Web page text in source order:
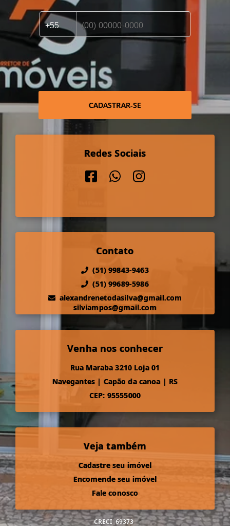
CADASTRAR-SE
Redes Sociais
Contato
(51) 99843-9463
(51) 99689-5986
alexandrenetodasilva@gmail.com
silviampos@gmail.com
Venha nos conhecer
Rua Maraba 3210 Loja 01
Navegantes | Capão da canoa | RS
CEP: 95555000
Veja também
Cadastre seu imóvel
Encomende seu imóvel
Fale conosco
CRECI 69373